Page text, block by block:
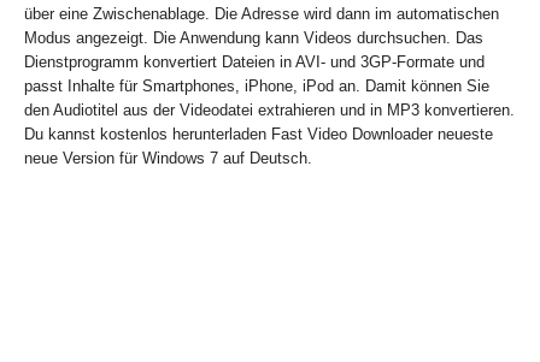
über eine Zwischenablage. Die Adresse wird dann im automatischen
Modus angezeigt. Die Anwendung kann Videos durchsuchen. Das
Dienstprogramm konvertiert Dateien in AVI- und 3GP-Formate und
passt Inhalte für Smartphones, iPhone, iPod an. Damit können Sie
den Audiotitel aus der Videodatei extrahieren und in MP3 konvertieren.
Du kannst kostenlos herunterladen Fast Video Downloader neueste
neue Version für Windows 7 auf Deutsch.